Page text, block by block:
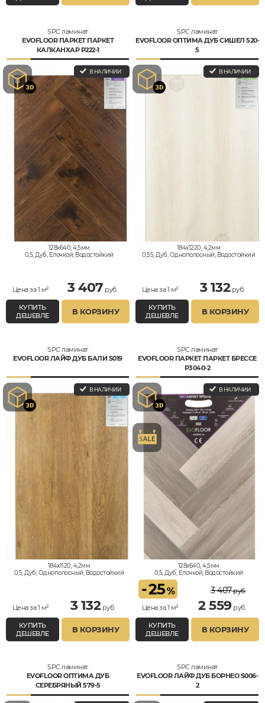
SPC ламинат
EVOFLOOR ПАРКЕТ ПАРКЕТ
КАЛКАНХАР P222-1
В НАЛИЧИИ
128x640, 4,5мм
0,5, Дуб, Елочкой, Водостойкий
Цена за 1 м² 3 407 руб.
КУПИТЬ
ДЕШЕВЛЕ
В КОРЗИНУ
SPC ламинат
EVOFLOOR ОПТИМА ДУБ СИШЕЛ 520-
5
В НАЛИЧИИ
184x1220, 4,2мм
0,55, Дуб, Однополосный, Водостойкий
Цена за 1 м² 3 132руб.
КУПИТЬ
ДЕШЕВЛЕ
В КОРЗИНУ
SPC ламинат
EVOFLOOR ЛАЙФ ДУБ БАЛИ S019
В НАЛИЧИИ
184x1120, 4,2мм
0,5, Дуб, Однополосный, Водостойкий
Цена за 1 м² 3 132руб.
КУПИТЬ
ДЕШЕВЛЕ
В КОРЗИНУ
SPC ламинат
EVOFLOOR ПАРКЕТ ПАРКЕТ БРЕССЕ
P3040-2
В НАЛИЧИИ
128x640, 4,5мм
0,5, Дуб, Елочкой, Водостойкий
-25%
Цена за 1 м²
3 407руб.
2 559руб.
КУПИТЬ
ДЕШЕВЛЕ
В КОРЗИНУ
SPC ламинат
EVOFLOOR ОПТИМА ДУБ
СЕРЕБРЯНЫЙ 579-5
SPC ламинат
EVOFLOOR ЛАЙФ ДУБ БОРНЕО S006-
2